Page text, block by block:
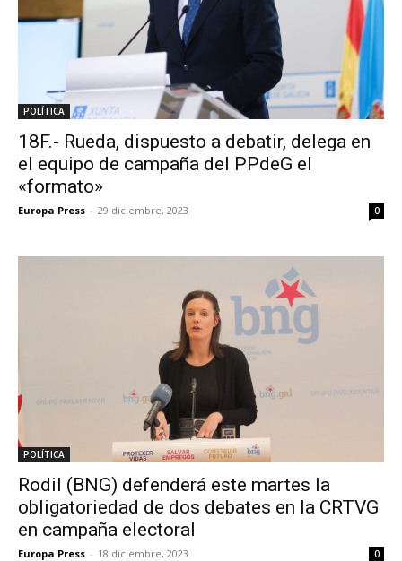
POLÍTICA
18F.- Rueda, dispuesto a debatir, delega en
el equipo de campaña del PPdeG el
«formato»
Europa Press - 29 diciembre, 2023 0
POLÍTICA
Rodil (BNG) defenderá este martes la
obligatoriedad de dos debates en la CRTVG
en campaña electoral
Europa Press - 18 diciembre, 2023 0